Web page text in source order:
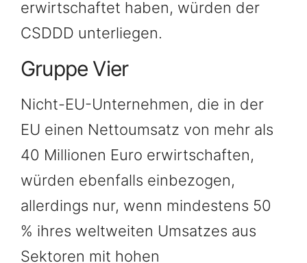
erwirtschaftet haben, würden der
CSDDD unterliegen.
Gruppe Vier
Nicht-EU-Unternehmen, die in der
EU einen Nettoumsatz von mehr als
40 Millionen Euro erwirtschaften,
würden ebenfalls einbezogen,
allerdings nur, wenn mindestens 50
% ihres weltweiten Umsatzes aus
Sektoren mit hohen